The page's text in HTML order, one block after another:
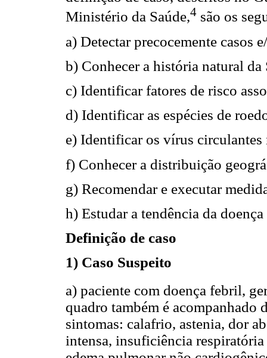
Ministério da Saúde,4 são os
a) Detectar precocemente casos
b) Conhecer a história natural
c) Identificar fatores de risco
d) Identificar as espécies de
e) Identificar os vírus
f) Conhecer a distribuição
g) Recomendar e executar
h) Estudar a tendência da doença
Definição de caso
1) Caso Suspeito
a) paciente com doença febril,
quadro também é acompanhado
sintomas: calafrio, astenia, dor
intensa, insuficiência